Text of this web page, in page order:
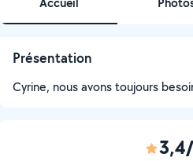
Présentation
Cyrine, nous avons toujours